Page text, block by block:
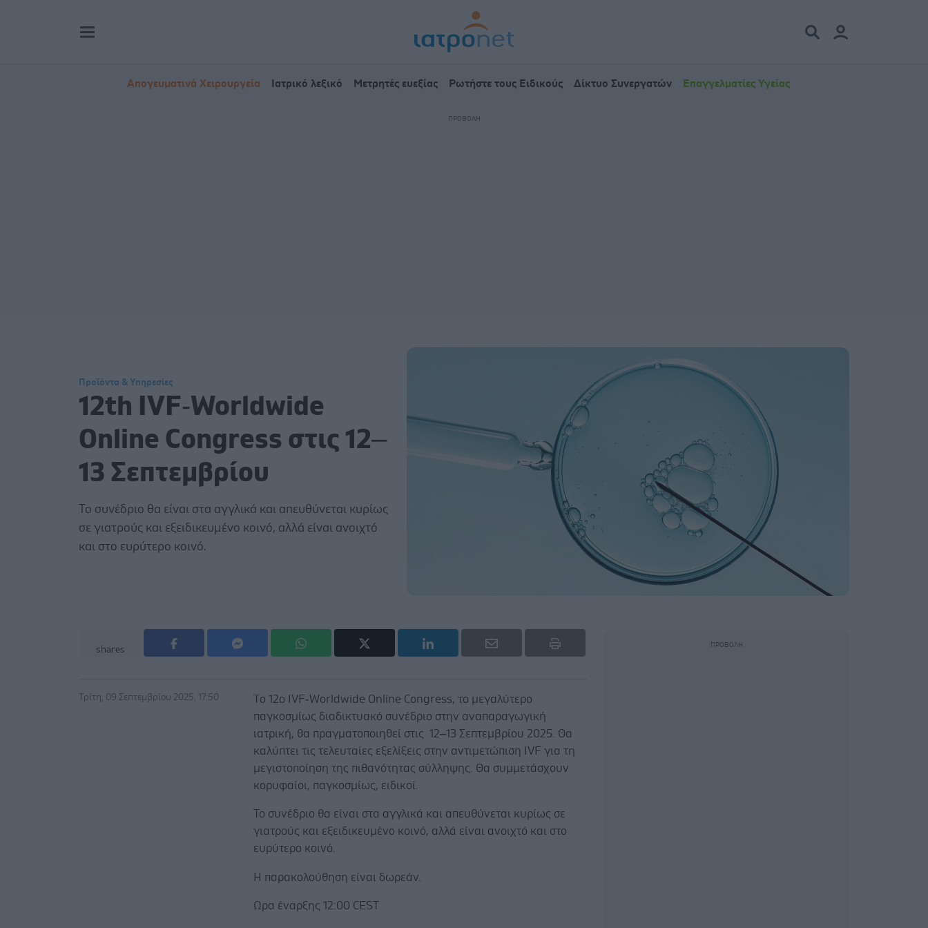
Απογευματινά Χειρουργεία Ιατρικό λεξικό Μετρητές ευεξίας Ρωτήστε τους Ειδικούς Δίκτυο Συνεργατών Επαγγελματίες Υγείας
Προϊόντα & Υπηρεσίες
12th IVF‑Worldwide
Online Congress στις 12–
13 Σεπτεμβρίου
Το συνέδριο θα είναι στα αγγλικά και απευθύνεται κυρίως
σε γιατρούς και εξειδικευμένο κοινό, αλλά είναι ανοιχτό
και στο ευρύτερο κοινό.
shares
Τρίτη, 09 Σεπτεμβρίου 2025, 17:50
Tο 12ο IVF‑Worldwide Online Congress, το μεγαλύτερο
παγκοσμίως διαδικτυακό συνέδριο στην αναπαραγωγική
ιατρική, θα πραγματοποιηθεί στις 12–13 Σεπτεμβρίου 2025. Θα
καλύπτει τις τελευταίες εξελίξεις στην αντιμετώπιση IVF για τη
μεγιστοποίηση της πιθανότητας σύλληψης. Θα συμμετάσχουν
κορυφαίοι, παγκοσμίως, ειδικοί.
Το συνέδριο θα είναι στα αγγλικά και απευθύνεται κυρίως σε
γιατρούς και εξειδικευμένο κοινό, αλλά είναι ανοιχτό και στο
ευρύτερο κοινό.
Η παρακολούθηση είναι δωρεάν.
Ωρα έναρξης 12:00 CEST